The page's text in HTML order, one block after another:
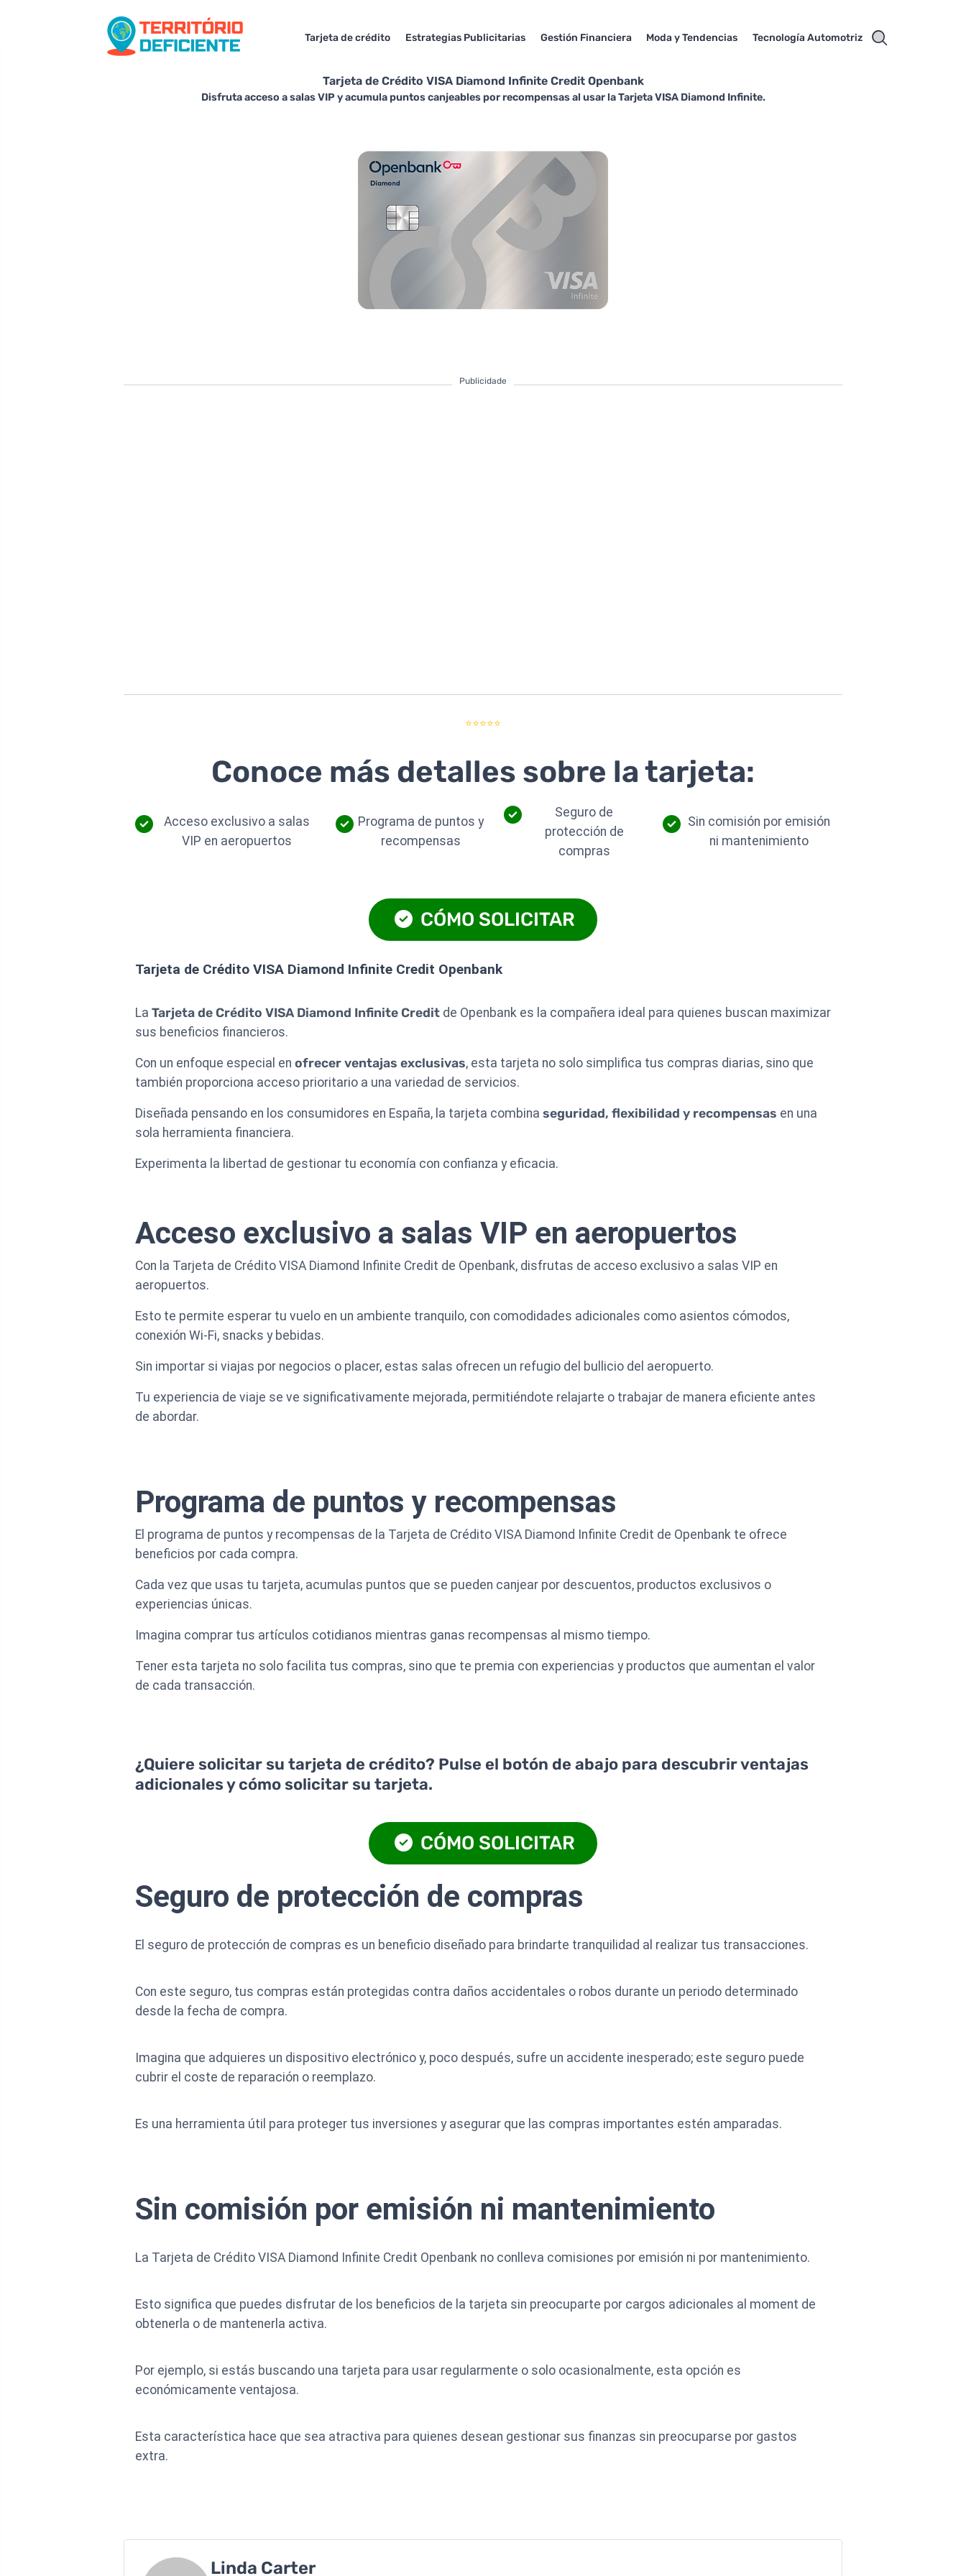
Tarjeta de crédito Estrategias Publicitarias Gestión Financiera Moda y Tendencias Tecnología Automotriz
Tarjeta de Crédito VISA Diamond Infinite Credit Openbank
Disfruta acceso a salas VIP y acumula puntos canjeables por recompensas al usar la Tarjeta VISA Diamond Infinite.
Publicidade
⭐⭐⭐⭐⭐
Conoce más detalles sobre la tarjeta:
Acceso exclusivo a salas
VIP en aeropuertos
Programa de puntos y
recompensas
Seguro de
protección de
compras
Sin comisión por emisión
ni mantenimiento
CÓMO SOLICITAR
Tarjeta de Crédito VISA Diamond Infinite Credit Openbank
La Tarjeta de Crédito VISA Diamond Infinite Credit de Openbank es la compañera ideal para quienes buscan maximizar
sus beneficios financieros.
Con un enfoque especial en ofrecer ventajas exclusivas, esta tarjeta no solo simplifica tus compras diarias, sino que
también proporciona acceso prioritario a una variedad de servicios.
Diseñada pensando en los consumidores en España, la tarjeta combina seguridad, flexibilidad y recompensas en una
sola herramienta financiera.
Experimenta la libertad de gestionar tu economía con confianza y eficacia.
Acceso exclusivo a salas VIP en aeropuertos
Con la Tarjeta de Crédito VISA Diamond Infinite Credit de Openbank, disfrutas de acceso exclusivo a salas VIP en
aeropuertos.
Esto te permite esperar tu vuelo en un ambiente tranquilo, con comodidades adicionales como asientos cómodos,
conexión Wi-Fi, snacks y bebidas.
Sin importar si viajas por negocios o placer, estas salas ofrecen un refugio del bullicio del aeropuerto.
Tu experiencia de viaje se ve significativamente mejorada, permitiéndote relajarte o trabajar de manera eficiente antes
de abordar.
Programa de puntos y recompensas
El programa de puntos y recompensas de la Tarjeta de Crédito VISA Diamond Infinite Credit de Openbank te ofrece
beneficios por cada compra.
Cada vez que usas tu tarjeta, acumulas puntos que se pueden canjear por descuentos, productos exclusivos o
experiencias únicas.
Imagina comprar tus artículos cotidianos mientras ganas recompensas al mismo tiempo.
Tener esta tarjeta no solo facilita tus compras, sino que te premia con experiencias y productos que aumentan el valor
de cada transacción.
¿Quiere solicitar su tarjeta de crédito? Pulse el botón de abajo para descubrir ventajas
adicionales y cómo solicitar su tarjeta.
CÓMO SOLICITAR
Seguro de protección de compras
El seguro de protección de compras es un beneficio diseñado para brindarte tranquilidad al realizar tus transacciones.
Con este seguro, tus compras están protegidas contra daños accidentales o robos durante un periodo determinado
desde la fecha de compra.
Imagina que adquieres un dispositivo electrónico y, poco después, sufre un accidente inesperado; este seguro puede
cubrir el coste de reparación o reemplazo.
Es una herramienta útil para proteger tus inversiones y asegurar que las compras importantes estén amparadas.
Sin comisión por emisión ni mantenimiento
La Tarjeta de Crédito VISA Diamond Infinite Credit Openbank no conlleva comisiones por emisión ni por mantenimiento.
Esto significa que puedes disfrutar de los beneficios de la tarjeta sin preocuparte por cargos adicionales al moment de
obtenerla o de mantenerla activa.
Por ejemplo, si estás buscando una tarjeta para usar regularmente o solo ocasionalmente, esta opción es
económicamente ventajosa.
Esta característica hace que sea atractiva para quienes desean gestionar sus finanzas sin preocuparse por gastos
extra.
Linda Carter